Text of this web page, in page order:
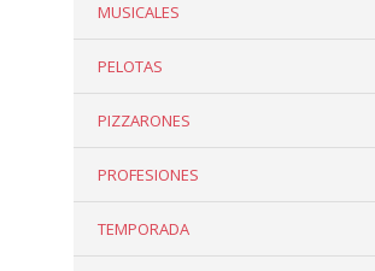
MUSICALES
PELOTAS
PIZZARONES
PROFESIONES
TEMPORADA